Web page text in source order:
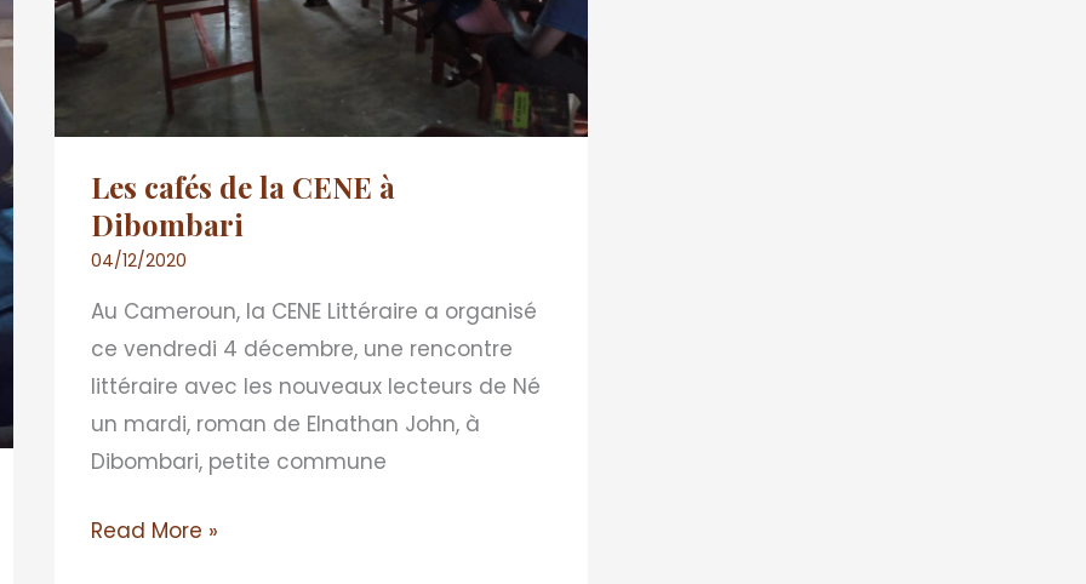
Les cafés de la CENE à
Dibombari
04/12/2020
Au Cameroun, la CENE Littéraire a organisé
ce vendredi 4 décembre, une rencontre
littéraire avec les nouveaux lecteurs de Né
un mardi, roman de Elnathan John, à
Dibombari, petite commune
Dibombari
Read More »